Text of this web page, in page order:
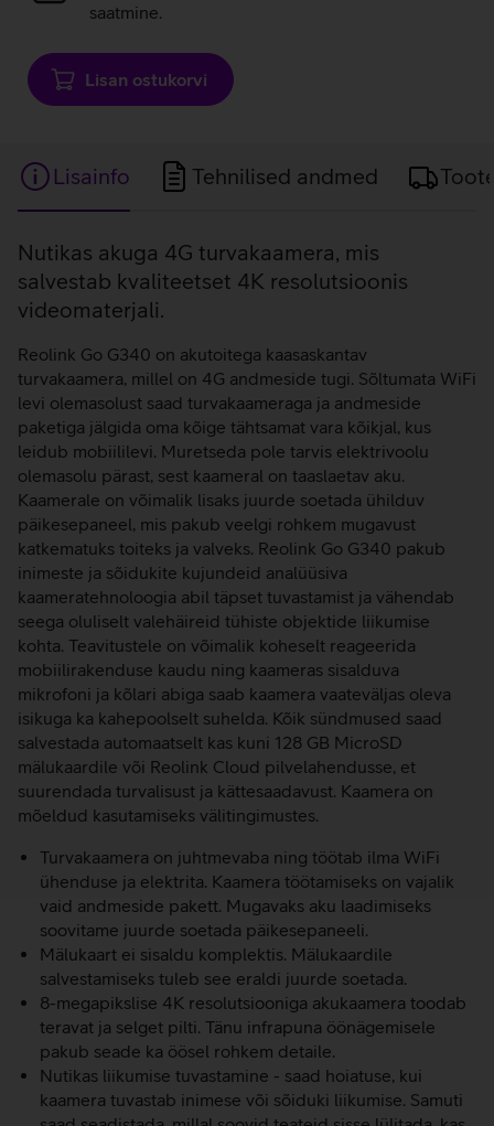
saatmine.
Lisan ostukorvi
Lisainfo Tehnilised andmed
Lisainfo
Nutikas akuga 4G turvakaamera, mis
salvestab kvaliteetset 4K resolutsioonis
videomaterjali.
Reolink Go G340 on akutoitega kaasaskantav
turvakaamera, millel on 4G andmeside tugi. Sõltumata WiFi
levi olemasolust saad turvakaameraga ja andmeside
paketiga jälgida oma kõige tähtsamat vara kõikjal, kus
leidub mobiililevi. Muretseda pole tarvis elektrivoolu
olemasolu pärast, sest kaameral on taaslaetav aku.
Kaamerale on võimalik lisaks juurde soetada ühilduv
päikesepaneel, mis pakub veelgi rohkem mugavust
katkematuks toiteks ja valveks. Reolink Go G340 pakub
inimeste ja sõidukite kujundeid analüüsiva
kaameratehnoloogia abil täpset tuvastamist ja vähendab
seega oluliselt valehäireid tühiste objektide liikumise
kohta. Teavitustele on võimalik koheselt reageerida
mobiilirakenduse kaudu ning kaameras sisalduva
mikrofoni ja kõlari abiga saab kaamera vaateväljas oleva
isikuga ka kahepoolselt suhelda. Kõik sündmused saad
salvestada automaatselt kas kuni 128 GB MicroSD
mälukaardile või Reolink Cloud pilvelahendusse, et
suurendada turvalisust ja kättesaadavust. Kaamera on
mõeldud kasutamiseks välitingimustes.
Turvakaamera on juhtmevaba ning töötab ilma WiFi
ühenduse ja elektrita. Kaamera töötamiseks on vajalik
vaid andmeside pakett. Mugavaks aku laadimiseks
soovitame juurde soetada päikesepaneeli.
Mälukaart ei sisaldu komplektis. Mälukaardile
salvestamiseks tuleb see eraldi juurde soetada.
8-megapikslise 4K resolutsiooniga akukaamera toodab
teravat ja selget pilti. Tänu infrapuna öönägemisele
pakub seade ka öösel rohkem detaile.
Nutikas liikumise tuvastamine - saad hoiatuse, kui
kaamera tuvastab inimese või sõiduki liikumise. Samuti